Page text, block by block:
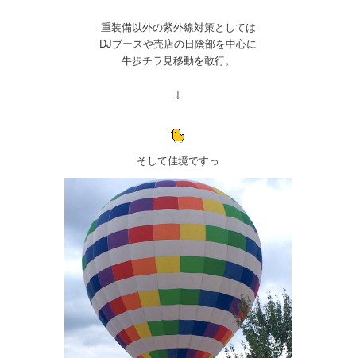
重装備以外の紫外線対策としては
DJブースや売店の日陰部を中心に
牛歩チラ見移動を敢行。
↓
そして佳境ですっ